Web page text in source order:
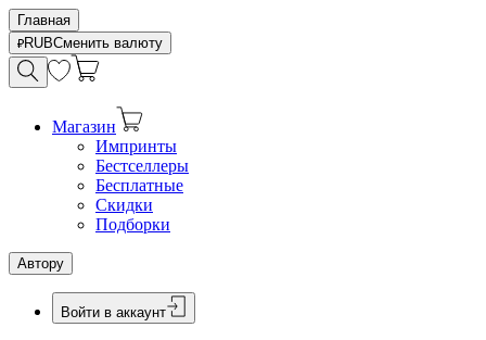
Главная
RUBСменить валюту
Магазин
Импринты
Бестселлеры
Бесплатные
Скидки
Подборки
Автору
Войти в аккаунт